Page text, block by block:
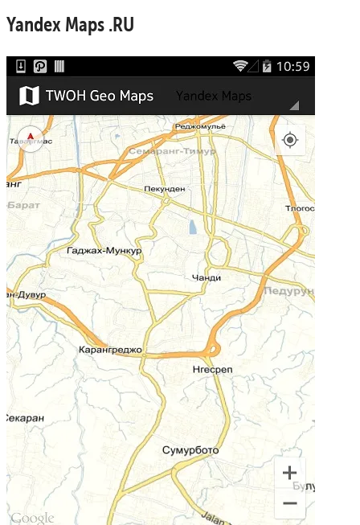
Yandex Maps .RU